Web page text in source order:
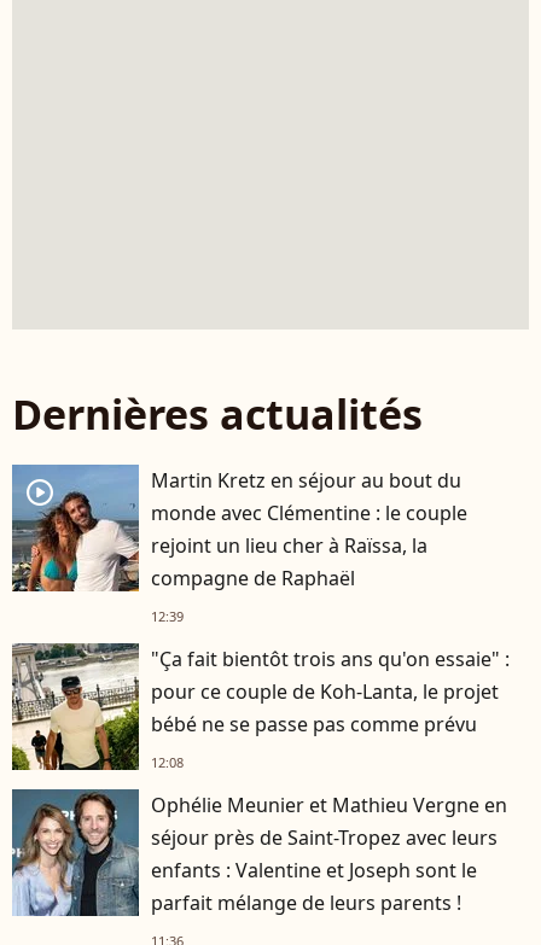
Dernières actualités
player2
Martin Kretz en séjour au bout du
monde avec Clémentine : le couple
rejoint un lieu cher à Raïssa, la
compagne de Raphaël
12:39
"Ça fait bientôt trois ans qu'on essaie" :
pour ce couple de Koh-Lanta, le projet
bébé ne se passe pas comme prévu
12:08
Ophélie Meunier et Mathieu Vergne en
séjour près de Saint-Tropez avec leurs
enfants : Valentine et Joseph sont le
parfait mélange de leurs parents !
11:36